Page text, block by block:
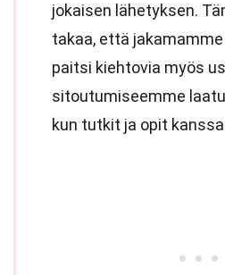
jokaisen lähetyksen.
takaa, että
paitsi kiehtovia myös
sitoutumiseemme
kun tutkit ja opit